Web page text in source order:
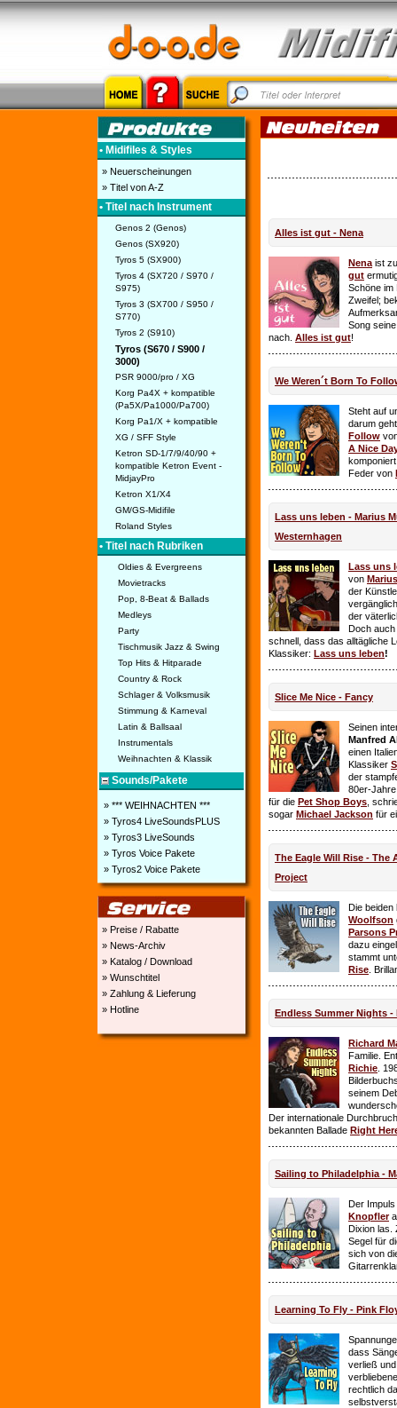
• Midifiles & Styles
» Neuerscheinungen
» Titel von A-Z
• Titel nach Instrument
Genos 2 (Genos)
Genos (SX920)
Tyros 5 (SX900)
Tyros 4 (SX720 / S970 /
S975)
Tyros 3 (SX700 / S950 /
S770)
Tyros 2 (S910)
Tyros (S670 / S900 /
3000)
PSR 9000/pro / XG
Korg Pa4X + kompatible
(Pa5X/Pa1000/Pa700)
Korg Pa1/X + kompatible
XG / SFF Style
Ketron SD-1/7/9/40/90 +
kompatible Ketron Event -
MidjayPro
Ketron X1/X4
GM/GS-Midifile
Roland Styles
• Titel nach Rubriken
Oldies & Evergreens
Movietracks
Pop, 8-Beat & Ballads
Medleys
Party
Tischmusik Jazz & Swing
Top Hits & Hitparade
Country & Rock
Schlager & Volksmusik
Stimmung & Karneval
Latin & Ballsaal
Instrumentals
Weihnachten & Klassik
Sounds/Pakete
» *** WEIHNACHTEN ***
» Tyros4 LiveSoundsPLUS
» Tyros3 LiveSounds
» Tyros Voice Pakete
» Tyros2 Voice Pakete
» Preise / Rabatte
» News-Archiv
» Katalog / Download
» Wunschtitel
» Zahlung & Lieferung
» Hotline
Alles ist gut - Nena
Nena ist
gut
Schöne im
Zweifel;
Song
nach. Alles ist gut!
We Weren´t Born To
Steht auf
darum
Follow
A Nice
Feder von
Lass uns leben - Marius
Westernhagen
Lass uns
von
der
der
Doch auch
schnell, dass das alltägliche
Klassiker: Lass uns leben!
Slice Me Nice - Fancy
Seinen
Manfred
einen
Klassiker
der
80er-
für die Pet Shop Boys ,
sogar Michael Jackson für
The Eagle Will Rise - The
Project
Die beiden
Woolfson
Parsons
dazu
stammt
Rise .
Endless Summer Nights -
Richard
Familie.
Richie .
seinem
Der internationale
bekannten Ballade Right
Sailing to Philadelphia -
Der
Knopfler
Dixion las.
Segel für
sich von
Learning To Fly - Pink
dass
verließ
rechtlich